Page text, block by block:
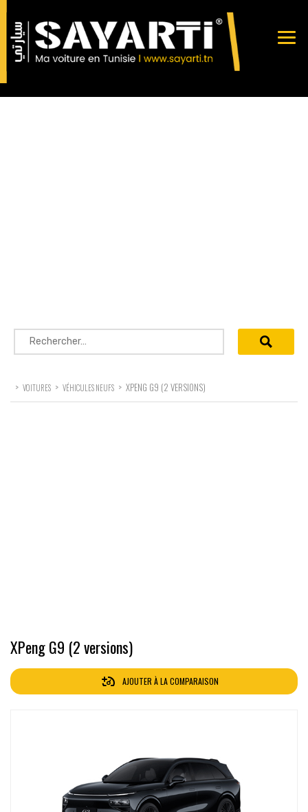
Rechercher :
> VOITURES > VÉHICULES NEUFS > XPENG G9 (2 VERSIONS)
XPeng G9 (2 versions)
AJOUTER À LA COMPARAISON